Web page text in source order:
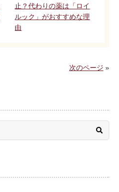
止？代わりの薬は「ロイ
ルック」がおすすめな理
由
次のページ »